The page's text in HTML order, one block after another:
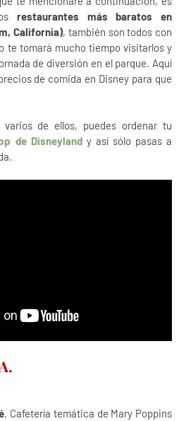
restaurantes más baratos en
California), también son todos con
te tomará mucho tiempo visitarlos y
de diversión en el parque. Aquí
de comida en Disney para que
de ellos, puedes ordenar tu
de Disneylandy así sólo pasas a
. Cafetería temática de Mary Poppins